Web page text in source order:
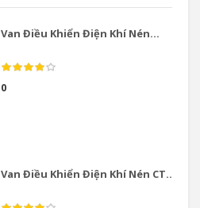
Van Điều Khiển Điện Khí Nén...
0
Van Điều Khiển Điện Khí Nén CT...